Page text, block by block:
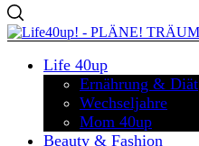
Life 40up
Ernährung & Diät
Wechseljahre
Mom 40up
Beauty & Fashion